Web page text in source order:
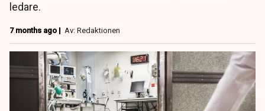
ledare.
7 months ago | Av: Redaktionen